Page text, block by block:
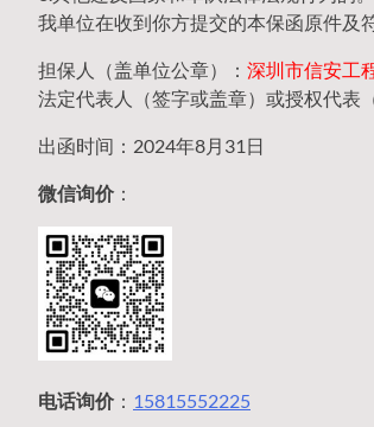
我单位在收到你方提交的本保函原件及
担保人（盖单位公章）： 深圳市信安工
法定代表人（签字或盖章）或授权代表
出函时间：2024年8月31日
微信询价：
电话询价： 15815552225